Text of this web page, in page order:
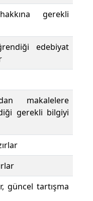
gerekli
edebiyat
makalelere
gerekli bilgiyi
güncel tartışma